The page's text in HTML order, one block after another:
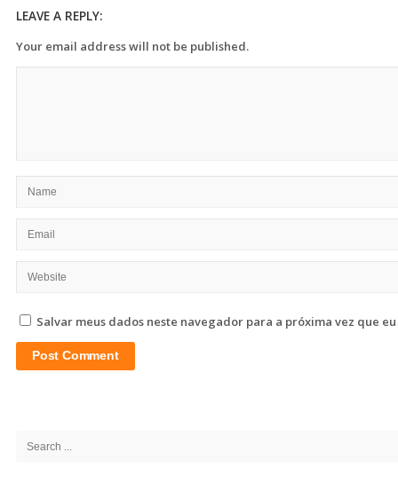
LEAVE A REPLY:
Your email address will not be published.
Salvar meus dados neste navegador para a próxima vez que
Search